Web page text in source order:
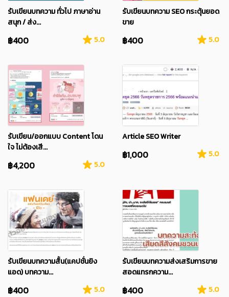
รับเขียนบทความ ทั่วไป ภาษาอ่าน
สนุก / ส่ง...
฿400 5.0
รับเขียนบทความ SEO กระตุ้นยอด
ขาย
฿400 5.0
รับเขียน/ออกแบบ Content โดน
ใจ ไม่ต้องเสี...
฿4,200 5.0
Article SEO Writer
฿1,000 5.0
รับเขียนบทความสั้น(แคปชั่นยิง
แอด) บทความ...
฿400 5.0
รับเขียนบทความส่งเสริมการขาย
สอดแทรกความ...
฿400 5.0